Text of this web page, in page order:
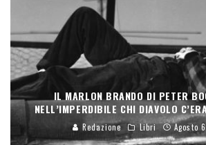
IL MARLON BRANDO DI PETER
NELL’IMPERDIBILE CHI DIAVOLO
Redazione Libri Agosto